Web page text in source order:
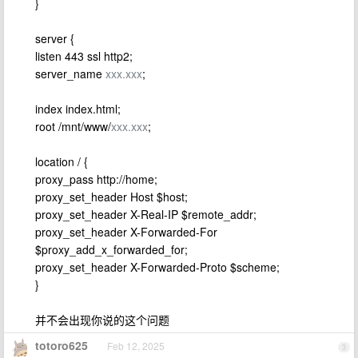
}
server {
listen 443 ssl http2;
server_name xxx.xxx;
index index.html;
root /mnt/www/xxx.xxx;
location / {
proxy_pass http://home;
proxy_set_header Host $host;
proxy_set_header X-Real-IP $remote_addr;
proxy_set_header X-Forwarded-For
$proxy_add_x_forwarded_for;
proxy_set_header X-Forwarded-Proto $scheme;
}
并不会出现你说的这个问题
3
totoro625 Feb 12, 2025